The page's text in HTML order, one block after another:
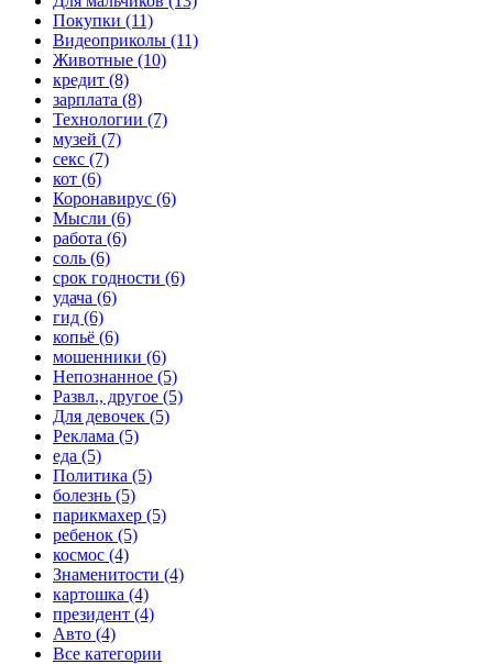
Покупки (11)
Видеоприколы (11)
Животные (10)
кредит (8)
зарплата (8)
Технологии (7)
музей (7)
секс (7)
кот (6)
Коронавирус (6)
Мысли (6)
работа (6)
соль (6)
срок годности (6)
удача (6)
гид (6)
копьё (6)
мошенники (6)
Непознанное (5)
Развл., другое (5)
Для девочек (5)
Реклама (5)
еда (5)
Политика (5)
болезнь (5)
парикмахер (5)
ребенок (5)
космос (4)
Знаменитости (4)
картошка (4)
президент (4)
Авто (4)
Все категории